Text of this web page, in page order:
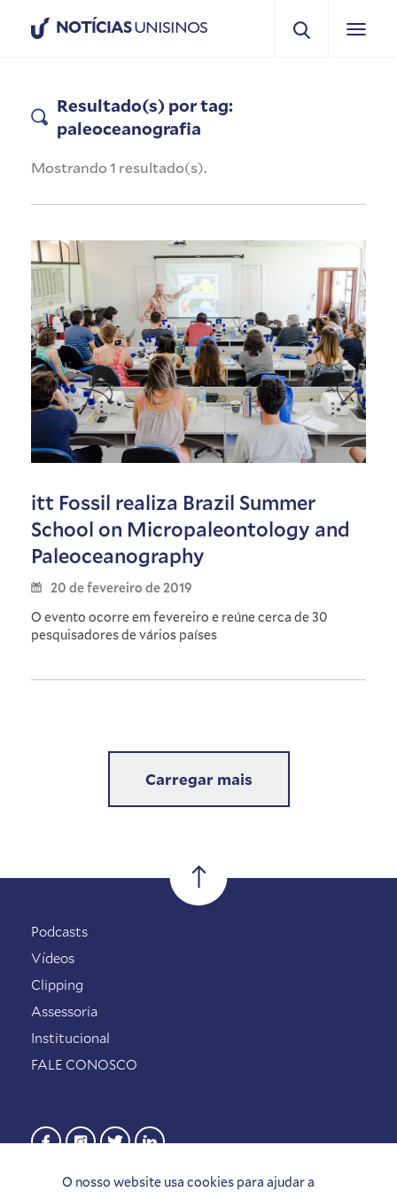
NOTÍCIASUNISINOS
Resultado(s) por tag:
paleoceanografia
Mostrando 1 resultado(s).
itt Fossil realiza Brazil Summer
School on Micropaleontology and
Paleoceanography
20 de fevereiro de 2019
O evento ocorre em fevereiro e reúne cerca de 30
pesquisadores de vários países
Carregar mais
O nosso website usa cookies para ajudar a
Podcasts
Vídeos
Clipping
Assessoria
Institucional
FALE CONOSCO